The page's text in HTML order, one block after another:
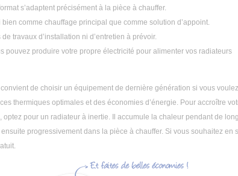
s’adaptent précisément à la pièce à chauffer.
bien comme chauffage principal que comme solution d’appoint.
de travaux d’installation ni d’entretien à prévoir.
pouvez produire votre propre électricité pour alimenter vos radiateurs
de choisir un équipement de dernière génération si vous
thermiques optimales et des économies d’énergie. Pour accroître
optez pour un radiateur à inertie. Il accumule la chaleur pendant de
progressivement dans la pièce à chauffer. Si vous souhaitez en